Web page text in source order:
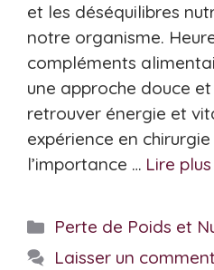
et les déséquilibres
notre organisme.
compléments
une approche douce
retrouver énergie et
expérience en chirurgie
l’importance … Lire plus
Catégories
Perte de Poids et
Laisser un